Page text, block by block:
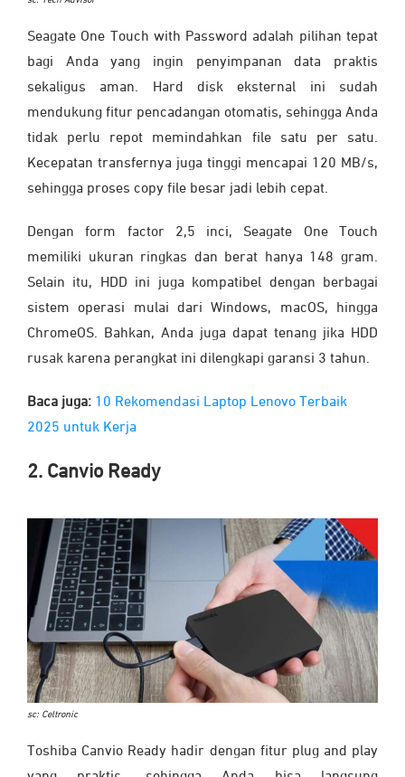
Seagate One Touch with Password adalah pilihan tepat
bagi Anda yang ingin penyimpanan data praktis
sekaligus aman. Hard disk eksternal ini sudah
mendukung fitur pencadangan otomatis, sehingga Anda
tidak perlu repot memindahkan file satu per satu.
Kecepatan transfernya juga tinggi mencapai 120 MB/s,
sehingga proses copy file besar jadi lebih cepat.
Dengan form factor 2,5 inci, Seagate One Touch
memiliki ukuran ringkas dan berat hanya 148 gram.
Selain itu, HDD ini juga kompatibel dengan berbagai
sistem operasi mulai dari Windows, macOS, hingga
ChromeOS. Bahkan, Anda juga dapat tenang jika HDD
rusak karena perangkat ini dilengkapi garansi 3 tahun.
Baca juga: 10 Rekomendasi Laptop Lenovo Terbaik
2025 untuk Kerja
2. Canvio Ready
sc: Celtronic
Toshiba Canvio Ready hadir dengan fitur plug and play